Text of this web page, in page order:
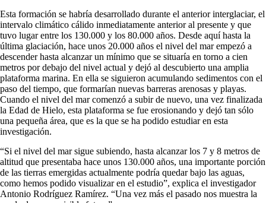
Esta formación se habría desarrollado durante el anterior interglaciar, el
intervalo climático cálido inmediatamente anterior al presente y que
tuvo lugar entre los 130.000 y los 80.000 años. Desde aquí hasta la
última glaciación, hace unos 20.000 años el nivel del mar empezó a
descender hasta alcanzar un mínimo que se situaría en torno a cien
metros por debajo del nivel actual y dejó al descubierto una amplia
plataforma marina. En ella se siguieron acumulando sedimentos con el
paso del tiempo, que formarían nuevas barreras arenosas y playas.
Cuando el nivel del mar comenzó a subir de nuevo, una vez finalizada
la Edad de Hielo, esta plataforma se fue erosionando y dejó tan sólo
una pequeña área, que es la que se ha podido estudiar en esta
investigación.
“Si el nivel del mar sigue subiendo, hasta alcanzar los 7 y 8 metros de
altitud que presentaba hace unos 130.000 años, una importante porción
de las tierras emergidas actualmente podría quedar bajo las aguas,
como hemos podido visualizar en el estudio”, explica el investigador
Antonio Rodríguez Ramírez. “Una vez más el pasado nos muestra la